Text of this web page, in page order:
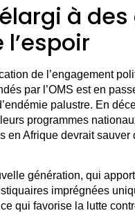
à
de l’engagement
par l’OMS est en
palustre. En
programmes
en Afrique devrait
génération, qui
imprégnées
qui favorise la lutte